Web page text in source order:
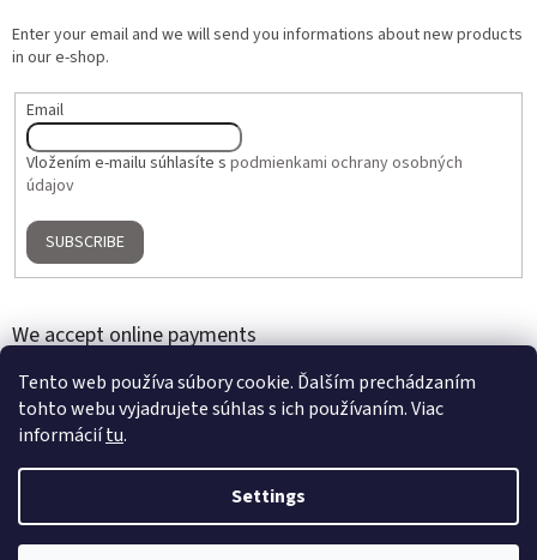
Tento web používa súbory cookie. Ďalším prechádzaním
tohto webu vyjadrujete súhlas s ich používaním. Viac
informáciítu.
Settings
Enter your email and we will send you informations about new products
in our e-shop.
Email
Vložením e-mailu súhlasíte s podmienkami ochrany osobných
údajov
SUBSCRIBE
We accept online payments
Created by Shoptet